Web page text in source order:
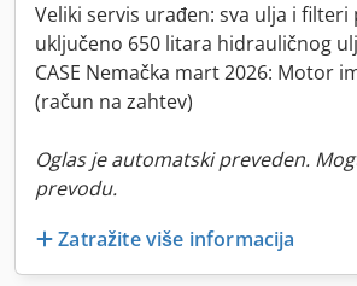
Veliki servis urađen: sva ulja i
uključeno 650 litara hidrauličnog
CASE Nemačka mart 2026: Motor
(račun na zahtev)
Oglas je automatski preveden.
prevodu.
Zatražite više informacija